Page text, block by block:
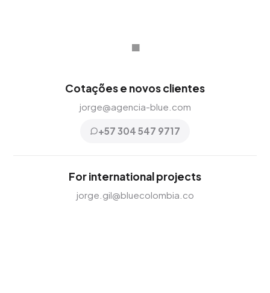
.
Cotações e novos clientes
jorge@agencia-blue.com
+57 304 547 9717
For international projects
jorge.gil@bluecolombia.co